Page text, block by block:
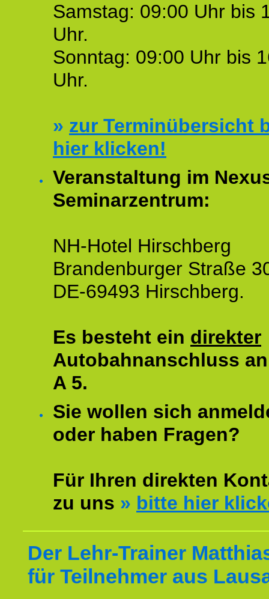
Samstag: 09:00 Uhr bis
Uhr.
Sonntag: 09:00 Uhr bis
Uhr.
» zur Terminübersicht
hier klicken!
Veranstaltung im
Seminarzentrum:
NH-Hotel Hirschberg
Brandenburger Straße
DE-69493 Hirschberg.
Es besteht ein direkter
Autobahnanschluss
A 5.
Sie wollen sich
oder haben Fragen?
Für Ihren direkten
zu uns » bitte hier
Der Lehr-Trainer
für Teilnehmer aus